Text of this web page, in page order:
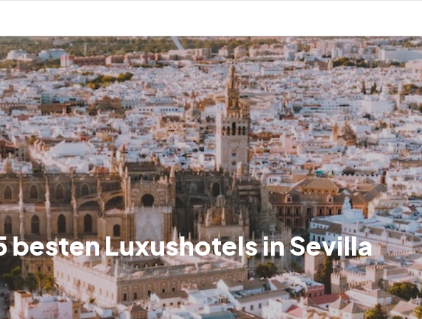
besten Luxushotels in Sevilla